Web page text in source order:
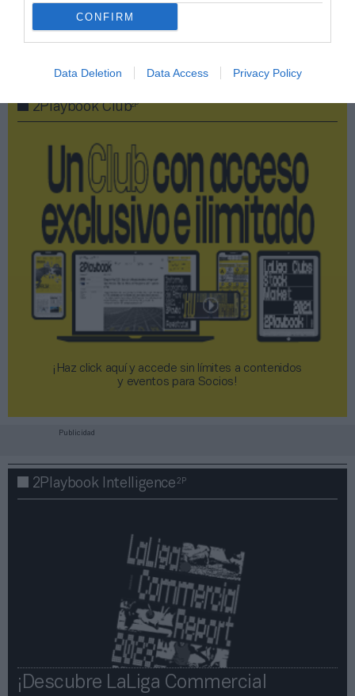
CONFIRM
Data Deletion Data Access Privacy Policy
2Playbook Club2P
¡Haz click aquí y accede sin límites a contenidos
y eventos para Socios!​​​​​​​
Publicidad
2Playbook Intelligence2P
¡Descubre LaLiga Commercial